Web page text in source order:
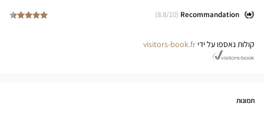
Recommandation
(
8.8/10)
קולות נאספו על ידי visitors-book.fr
תמונות